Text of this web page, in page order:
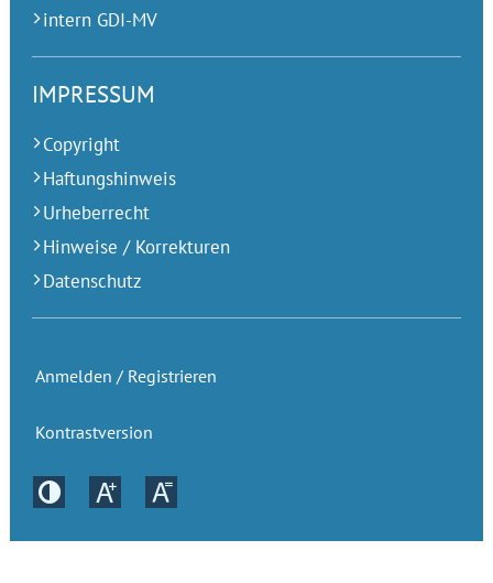
intern GDI-MV
IMPRESSUM
Copyright
Haftungshinweis
Urheberrecht
Hinweise / Korrekturen
Datenschutz
Anmelden / Registrieren
Kontrastversion
Kontrastversion